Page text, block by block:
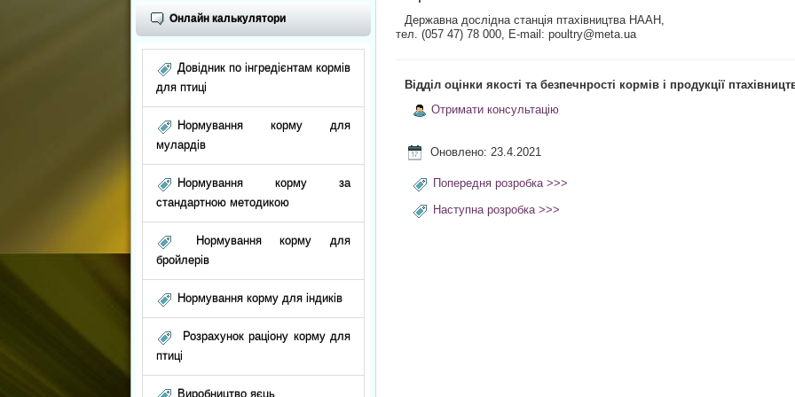
Онлайн калькулятори
Довідник по інгредієнтам кормів
для птиці
Нормування корму для
мулардів
Нормування корму за
стандартною методикою
Нормування корму для
бройлерів
Нормування корму для індиків
Розрахунок раціону корму для
птиці
Виробництво яєць
Державна дослідна станція птахівництва НААН,
тел. (057 47) 78 000, E-mail: poultry@meta.ua
Відділ оцінки якості та безпечнрості кормів і продукції
Отримати консультацію
Оновлено: 23.4.2021
Попередня розробка >>>
Наступна розробка >>>